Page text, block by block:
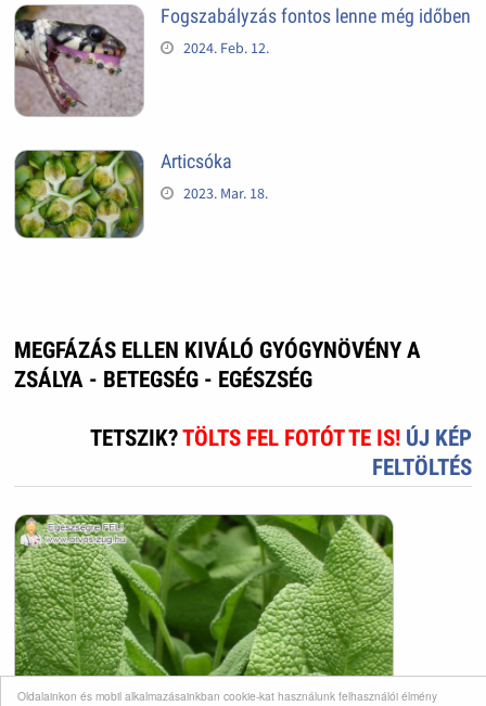
Oldalainkon és mobil alkalmazásainkban cookie-kat használunk felhasználói élmény
Fogszabályzás fontos lenne még időben
2024. Feb. 12.
Articsóka
2023. Mar. 18.
MEGFÁZÁS ELLEN KIVÁLÓ GYÓGYNÖVÉNY A
ZSÁLYA - BETEGSÉG - EGÉSZSÉG
TETSZIK?TÖLTS FEL FOTÓT TE IS! ÚJ KÉP
FELTÖLTÉS